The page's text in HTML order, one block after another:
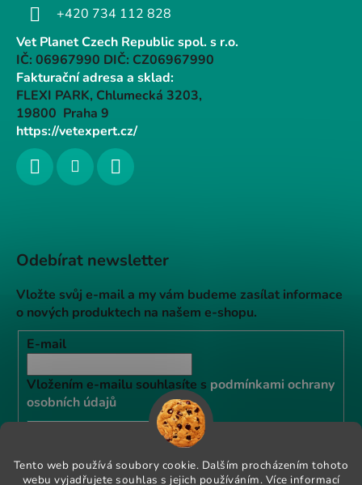
Tento web používá soubory cookie. Dalším procházením tohoto
webu vyjadřujete souhlas s jejich používáním. Více informací
+420 734 112 828
Vet Planet Czech Republic spol. s r.o.
IČ: 06967990 DIČ: CZ06967990
Fakturační adresa a sklad:
FLEXI PARK, Chlumecká 3203,
19800 Praha 9
https://vetexpert.cz/
Odebírat newsletter
Vložte svůj e-mail a my vám budeme zasílat informace
o nových produktech na našem e-shopu.
E-mail
Vložením e-mailu souhlasíte s podmínkami ochrany
osobních údajů